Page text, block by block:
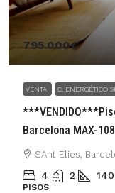
795.000€
VENTA C. ENERGÉTICO SI
Barcelona MAX-
SAnt Elies,
4 2 140
PISOS